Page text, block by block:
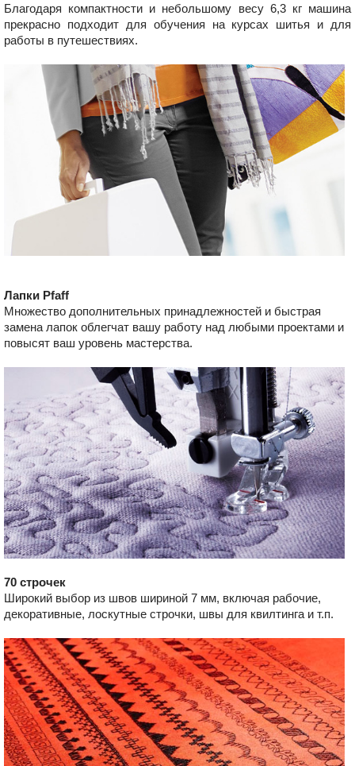
Благодаря компактности и небольшому весу 6,3 кг машина
прекрасно подходит для обучения на курсах шитья и для
работы в путешествиях.
Лапки Pfaff
Множество дополнительных принадлежностей и быстрая
замена лапок облегчат вашу работу над любыми проектами и
повысят ваш уровень мастерства.
70 строчек
Широкий выбор из швов шириной 7 мм, включая рабочие,
декоративные, лоскутные строчки, швы для квилтинга и т.п.